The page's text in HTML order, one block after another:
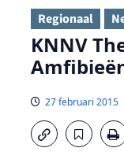
Regionaal
KNNV
27 februari 2015